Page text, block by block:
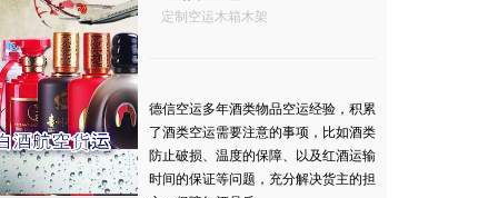
定制空运木箱木架
德信空运多年酒类物品空运经验，积累
了酒类空运需要注意的事项，比如酒类
防止破损、温度的保障、以及红酒运输
时间的保证等问题，充分解决货主的担